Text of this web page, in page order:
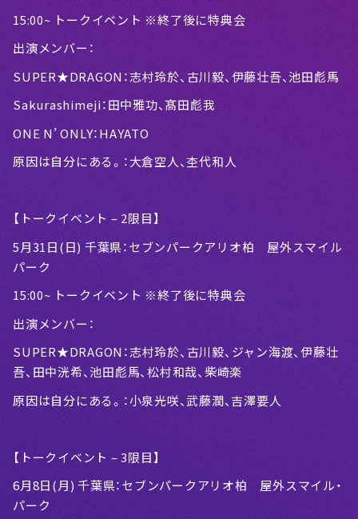
15:00~ トークイベント ※終了後に特典会
出演メンバー：
SUPER★DRAGON：志村玲於、古川毅、伊藤壮吾、池田彪馬
Sakurashimeji：田中雅功、髙田彪我
ONE N’ ONLY：HAYATO
原因は自分にある。：大倉空人、杢代和人
【トークイベント – 2限目】
5月31日(日) 千葉県：セブンパークアリオ柏 屋外スマイル
パーク
15:00~ トークイベント ※終了後に特典会
出演メンバー：
SUPER★DRAGON：志村玲於、古川毅、ジャン海渡、伊藤壮
吾、田中洸希、池田彪馬、松村和哉、柴崎楽
原因は自分にある。：小泉光咲、武藤潤、吉澤要人
【トークイベント – 3限目】
6月8日(月) 千葉県：セブンパークアリオ柏 屋外スマイル・
パーク